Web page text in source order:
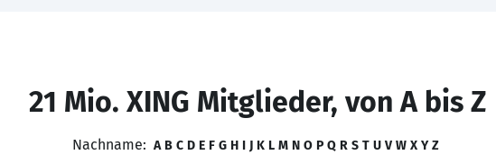
21 Mio. XING Mitglieder, von A bis Z
Nachname: A B C D E F G H I J K L M N O P Q R S T U V W X Y Z